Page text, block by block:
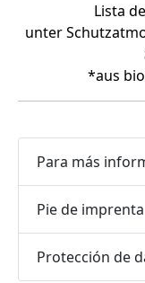
Lista
unter
*aus
Para más
Pie de imprenta
Protección de